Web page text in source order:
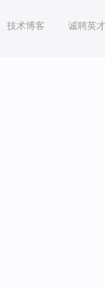
技术博客 诚聘英才